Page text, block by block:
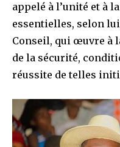
appelé à l’unité et à
essentielles, selon
Conseil, qui œuvre à
de la sécurité,
réussite de telles